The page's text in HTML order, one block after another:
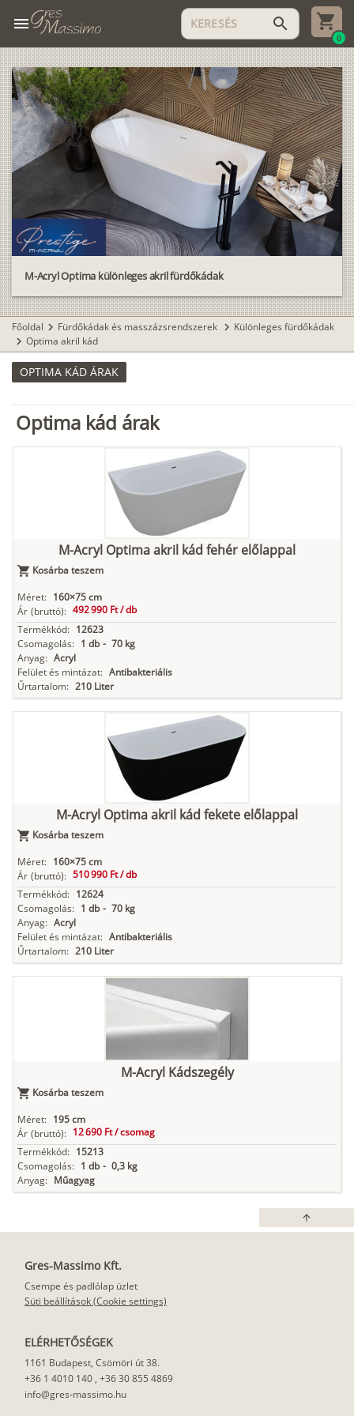
menu search
0
M-Acryl Optima különleges akril fürdőkádak
Főoldal chevron_right Fürdőkádak és masszázsrendszerek chevron_right Különleges fürdőkádak
chevron_right Optima akril kád
OPTIMA KÁD ÁRAK
Optima kád árak
M-Acryl Optima akril kád fehér előlappal
Kosárba teszem
Méret: 160×75 cm
Ár (bruttó): 492 990 Ft /db
Termékkód: 12623
Csomagolás: 1 db - 70 kg
Anyag: Acryl
Felület és mintázat: Antibakteriális
Űrtartalom: 210 Liter
M-Acryl Optima akril kád fekete előlappal
Kosárba teszem
Méret: 160×75 cm
Ár (bruttó): 510 990 Ft /db
Termékkód: 12624
Csomagolás: 1 db - 70 kg
Anyag: Acryl
Felület és mintázat: Antibakteriális
Űrtartalom: 210 Liter
M-Acryl Kádszegély
Kosárba teszem
Méret: 195 cm
Ár (bruttó): 12 690 Ft /csomag
Termékkód: 15213
Csomagolás: 1 db - 0,3 kg
Anyag: Műagyag
arrow_upward
Gres-Massimo Kft.
Csempe és padlólap üzlet
Süti beállítások (Cookie settings)
ELÉRHETŐSÉGEK
1161 Budapest, Csömöri út 38.
+36 1 4010 140, +36 30 855 4869
info@gres-massimo.hu